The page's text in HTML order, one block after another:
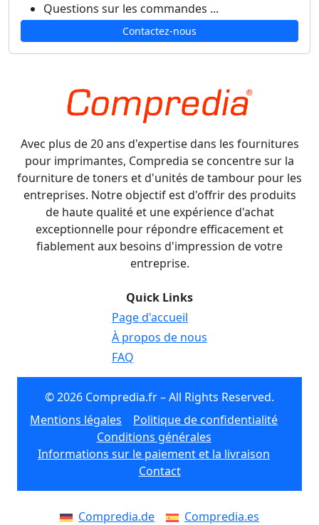
Questions sur les commandes ...
Contactez-nous
Avec plus de 20 ans d'expertise dans les fournitures
pour imprimantes, Compredia se concentre sur la
fourniture de toners et d'unités de tambour pour les
entreprises. Notre objectif est d'offrir des produits
de haute qualité et une expérience d'achat
exceptionnelle pour répondre efficacement et
fiablement aux besoins d'impression de votre
entreprise.
Quick Links
Page d'accueil
À propos de nous
FAQ
© 2026 Compredia.fr – All Rights Reserved.
Mentions légales
Politique de confidentialité
Conditions générales
Informations sur le paiement et la livraison
Contact
Compredia.de
Compredia.es